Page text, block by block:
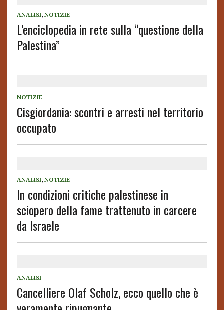
ANALISI, NOTIZIE
L’enciclopedia in rete sulla “questione della
Palestina”
NOTIZIE
Cisgiordania: scontri e arresti nel territorio
occupato
ANALISI, NOTIZIE
In condizioni critiche palestinese in
sciopero della fame trattenuto in carcere
da Israele
ANALISI
Cancelliere Olaf Scholz, ecco quello che è